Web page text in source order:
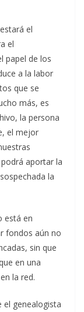
el
el
papel de los
a la labor
que se
más, es
la persona
el mejor
aportar la
la
está en
fondos aún no
sin que
en una
la red.
el genealogista